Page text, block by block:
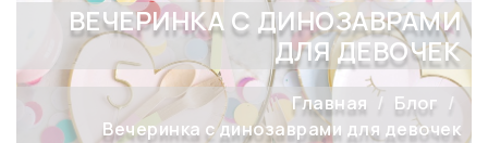
ВЕЧЕРИНКА С ДИНОЗАВРАМИ
ДЛЯ ДЕВОЧЕК
Главная
Блог
Вечеринка с динозаврами для девочек